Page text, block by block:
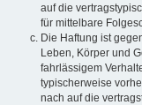
auf die
für mittelbare
Die Haftung ist
Leben, Körper und
fahrlässigem
typischerweise
nach auf die